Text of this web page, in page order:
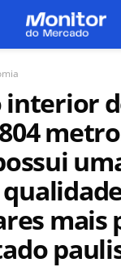
interior
mais